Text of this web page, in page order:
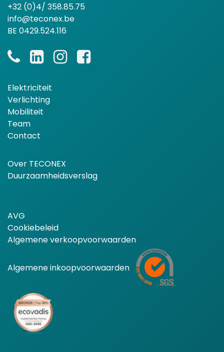
+32 (0)4/ 358.85.75
info@teconex.be
BE 0429.524.116
Elektriciteit
Verlichting
Mobiliteit
Team
Contact
Over TECONEX
Duurzaamheidsverslag
AVG
Cookiebeleid
Algemene verkoopvoorwaarden
Algemene inkoopvoorwaarden